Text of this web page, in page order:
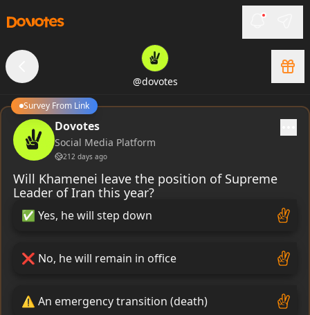
@dovotes
Survey From Link
Dovotes
Social Media Platform
212 days ago
Will Khamenei leave the position of Supreme
Leader of Iran this year?
✅ Yes, he will step down
❌ No, he will remain in office
⚠ ️ An emergency transition (death)